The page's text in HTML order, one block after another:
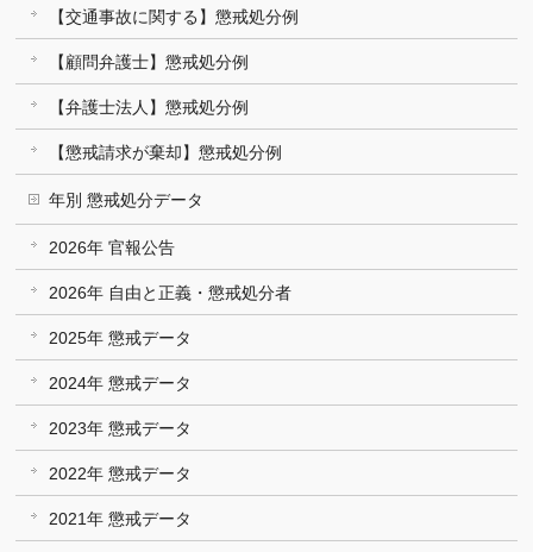
【交通事故に関する】懲戒処分例
【顧問弁護士】懲戒処分例
【弁護士法人】懲戒処分例
【懲戒請求が棄却】懲戒処分例
年別 懲戒処分データ
2026年 官報公告
2026年 自由と正義・懲戒処分者
2025年 懲戒データ
2024年 懲戒データ
2023年 懲戒データ
2022年 懲戒データ
2021年 懲戒データ